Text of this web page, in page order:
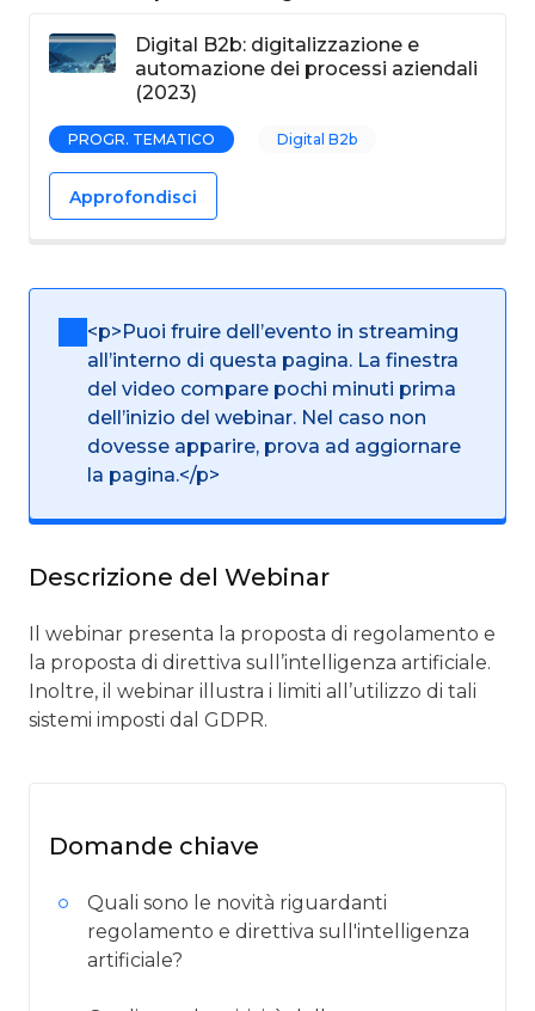
Digital B2b: digitalizzazione e
automazione dei processi aziendali
(2023)
PROGR. TEMATICO Digital B2b
Approfondisci
<p>Puoi fruire dell’evento in streaming
all’interno di questa pagina. La finestra
del video compare pochi minuti prima
dell’inizio del webinar. Nel caso non
dovesse apparire, prova ad aggiornare
la pagina.</p>
Descrizione del Webinar
Il webinar presenta la proposta di regolamento e
la proposta di direttiva sull’intelligenza artificiale.
Inoltre, il webinar illustra i limiti all’utilizzo di tali
sistemi imposti dal GDPR.
Domande chiave
Quali sono le novità riguardanti
regolamento e direttiva sull'intelligenza
artificiale?